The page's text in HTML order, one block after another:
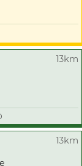
13km
13km